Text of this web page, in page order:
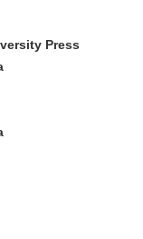
Press